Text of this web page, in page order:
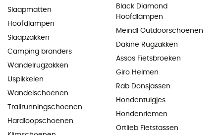
Slaapmatten
Hoofdlampen
Slaapzakken
Camping branders
Wandelrugzakken
IJspikkelen
Wandelschoenen
Trailrunningschoenen
Hardloopschoenen
Black Diamond
Hoofdlampen
Meindl Outdoorschoenen
Dakine Rugzakken
Assos Fietsbroeken
Giro Helmen
Rab Donsjassen
Hondentuigjes
Hondenriemen
Ortlieb Fietstassen